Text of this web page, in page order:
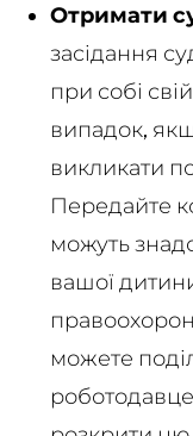
Отримати
засідання
при собі
випадок,
викликати
Передайте
можуть
вашої
можете